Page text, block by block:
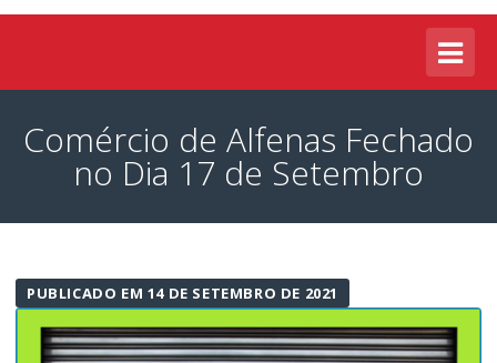
Comércio de Alfenas Fechado
no Dia 17 de Setembro
PUBLICADO EM 14 DE SETEMBRO DE 2021